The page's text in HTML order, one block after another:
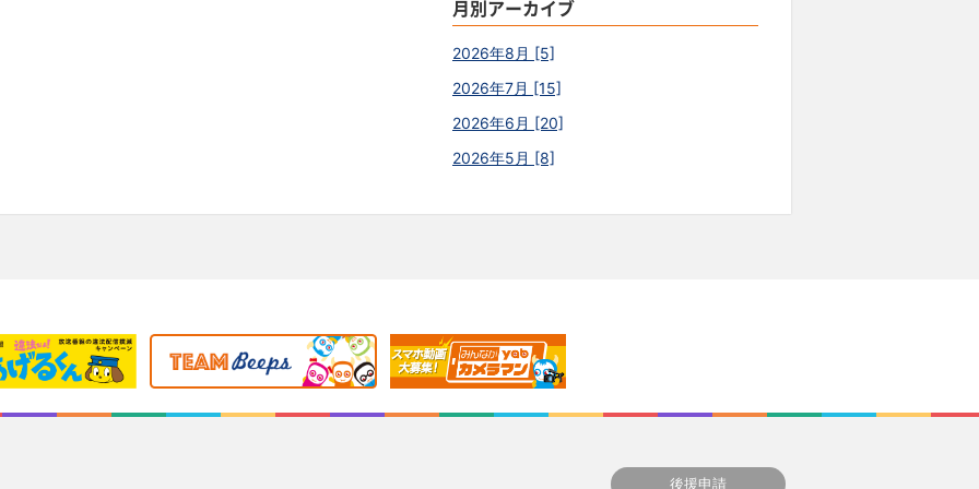
月別アーカイブ
2026年8月 [5]
2026年7月 [15]
2026年6月 [20]
2026年5月 [8]
後援申請